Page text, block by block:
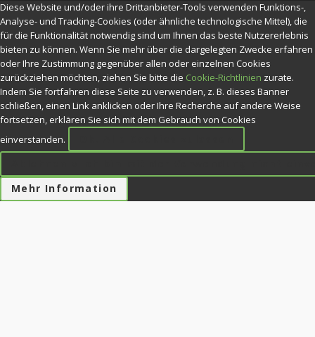
Diese Website und/oder ihre Drittanbieter-Tools verwenden Funktions-,
Analyse- und Tracking-Cookies (oder ähnliche technologische Mittel), die
für die Funktionalität notwendig sind um Ihnen das beste Nutzererlebnis
bieten zu können. Wenn Sie mehr über die dargelegten Zwecke erfahren
oder Ihre Zustimmung gegenüber allen oder einzelnen Cookies
zurückziehen möchten, ziehen Sie bitte die Cookie-Richtlinien zurate.
Indem Sie fortfahren diese Seite zu verwenden, z. B. dieses Banner
schließen, einen Link anklicken oder Ihre Recherche auf andere Weise
fortsetzen, erklären Sie sich mit dem Gebrauch von Cookies
einverstanden.
Mehr Information